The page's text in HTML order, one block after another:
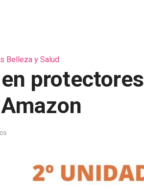
Belleza y Salud
protectores